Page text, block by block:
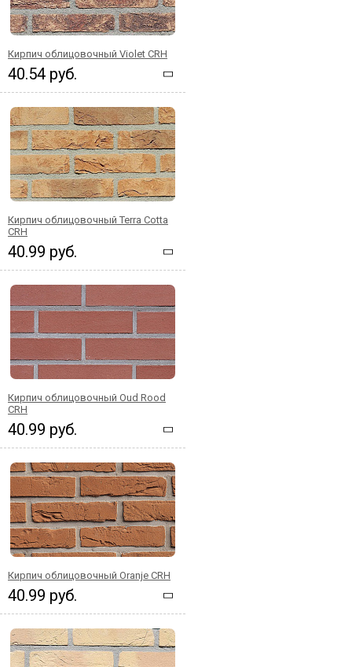
Кирпич облицовочный Violet CRH
40.54 руб.
Кирпич облицовочный Terra Cotta
CRH
40.99 руб.
Кирпич облицовочный Oud Rood
CRH
40.99 руб.
Кирпич облицовочный Oranje CRH
40.99 руб.